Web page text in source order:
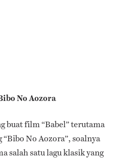
No Aozora
buat film “Babel” terutama
No Aozora”, soalnya
salah satu lagu klasik yang